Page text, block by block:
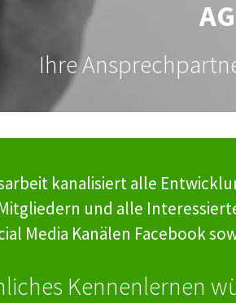
Ihre
kanalisiert alle
und alle
Media Kanälen Facebook
Kennenlernen